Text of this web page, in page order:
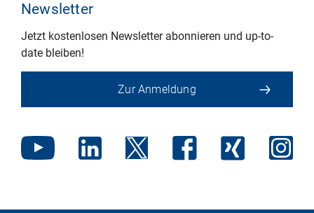
Newsletter
Jetzt kostenlosen Newsletter abonnieren und up-to-
date bleiben!
Zur Anmeldung